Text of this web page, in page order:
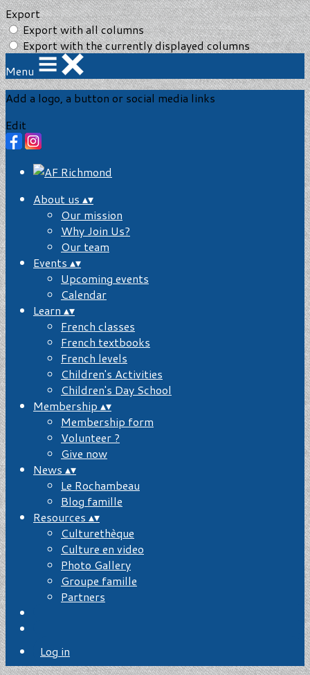
Export
Export with all columns
Export with the currently displayed columns
Menu
Add a logo, a button or social media links
Edit
About us ▴▾
Our mission
Why Join Us?
Our team
Events ▴▾
Upcoming events
Calendar
Learn ▴▾
French classes
French textbooks
French levels
Children's Activities
Children's Day School
Membership ▴▾
Membership form
Volunteer ?
Give now
News ▴▾
Le Rochambeau
Blog famille
Resources ▴▾
Culturethèque
Culture en video
Photo Gallery
Groupe famille
Partners
Log in